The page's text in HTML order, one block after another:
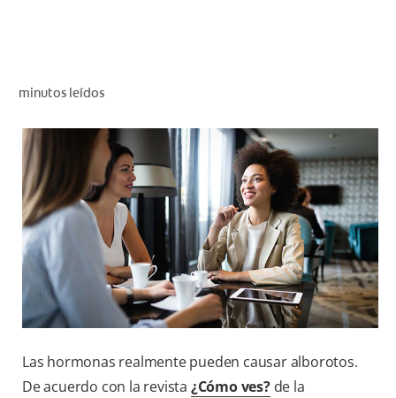
CUPONES
DO (ES)
SUSCRÍBASE
minutos leídos
Las hormonas realmente pueden causar alborotos.
De acuerdo con la revista ¿Cómo ves?de la